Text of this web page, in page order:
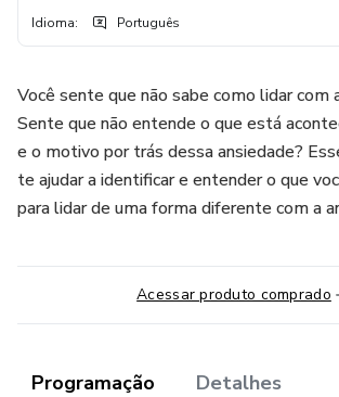
Idioma: Português
Você sente que não sabe como lidar com
Sente que não entende o que está
e o motivo por trás dessa ansiedade?
te ajudar a identificar e entender o que
para lidar de uma forma diferente com a
Acessar produto comprado
Programação Detalhes